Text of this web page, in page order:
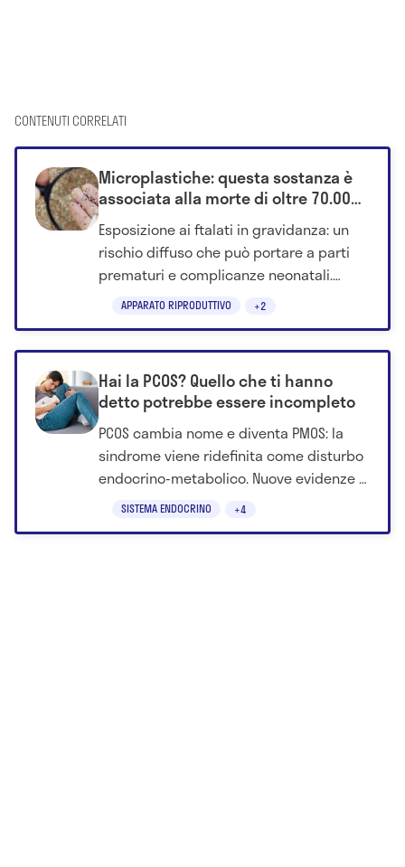
CONTENUTI CORRELATI
APPARATO RIPRODUTTIVO +2
Microplastiche: questa sostanza è
associata alla morte di oltre 70.000
neonati
Esposizione ai ftalati in gravidanza: un
rischio diffuso che può portare a parti
prematuri e complicanze neonatali.
Clicca qui e scopri come.
SISTEMA ENDOCRINO +4
Hai la PCOS? Quello che ti hanno
detto potrebbe essere incompleto
PCOS cambia nome e diventa PMOS: la
sindrome viene ridefinita come disturbo
endocrino-metabolico. Nuove evidenze e
impatto su diagnosi e cure.